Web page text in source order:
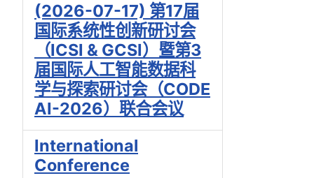
(2026-07-17) 第17届
国际系统性创新研讨会
（ICSI & GCSI）暨第3
届国际人工智能数据科
学与探索研讨会（CODE
AI-2026）联合会议
International
Conference